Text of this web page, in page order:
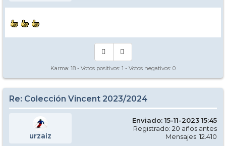
Karma: 18 - Votos positivos: 1 - Votos negativos: 0
Re: Colección Vincent 2023/2024
urzaiz
Enviado: 15-11-2023 15:45
Registrado: 20 años antes
Mensajes: 12.410